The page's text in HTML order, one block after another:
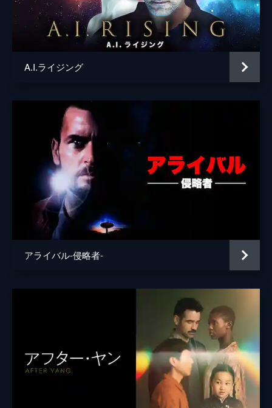
監督 クレール・ドゥニ
脚本 クレール・ドゥニ
ジャン＝ポル・ファルジョー
製作 アンドリュー・ローレン
クリストフ・フリーデル
ロランス・クレル
オリヴィエ・ドゥンジェ
クラウディア・シュミエヤ
A.I.ライジング
アライバル-侵略者-